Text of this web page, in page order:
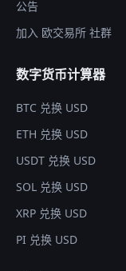
公告
加入 欧交易所 社群
数字货币计算器
BTC 兑换 USD
ETH 兑换 USD
USDT 兑换 USD
SOL 兑换 USD
XRP 兑换 USD
PI 兑换 USD